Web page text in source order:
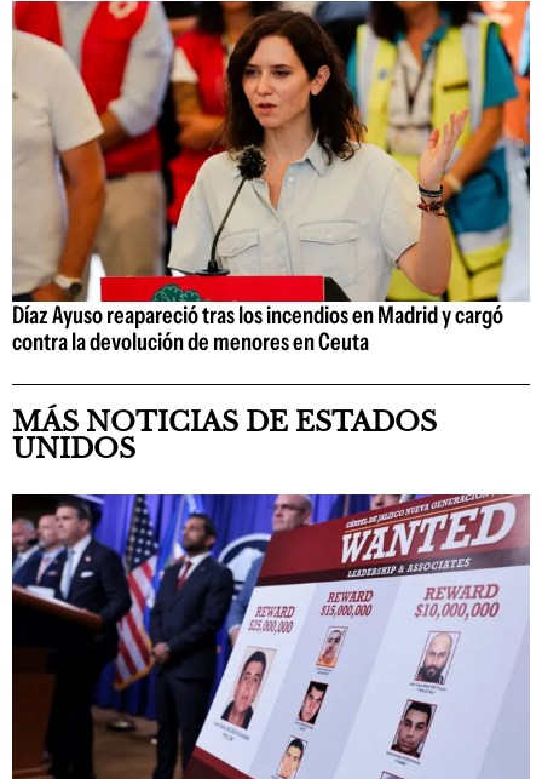
Díaz Ayuso reapareció tras los incendios en Madrid y cargó
contra la devolución de menores en Ceuta
MÁS NOTICIAS DE ESTADOS
UNIDOS